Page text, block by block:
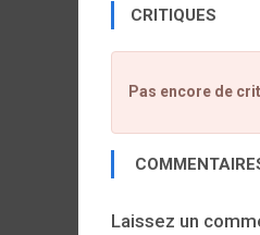
CRITIQUES
Pas encore de
Laissez un